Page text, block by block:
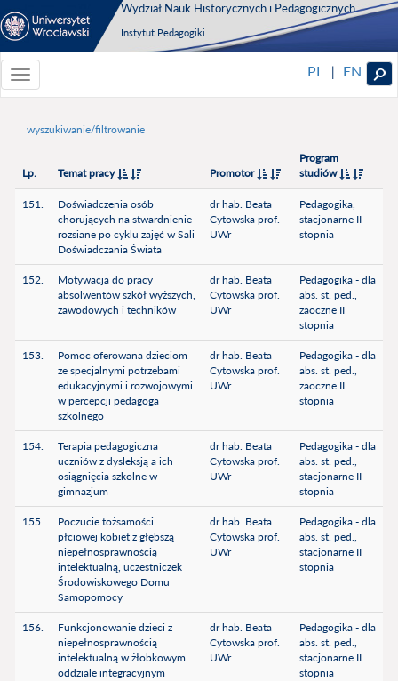
Wydział Nauk Historycznych i Pedagogicznych
Instytut Pedagogiki
Toggle
navigationToggle
PL | EN
wyszukiwanie/filtrowanie
Lp. Temat pracy Promotor
Program
studiów
151.
Doświadczenia osób
chorujących na stwardnienie
rozsiane po cyklu zajęć w Sali
Doświadczania Świata
dr hab. Beata
Cytowska prof.
UWr
Pedagogika,
stacjonarne II
stopnia
152.
Motywacja do pracy
absolwentów szkół wyższych,
zawodowych i techników
dr hab. Beata
Cytowska prof.
UWr
Pedagogika - dla
abs. st. ped.,
zaoczne II
stopnia
153.
Pomoc oferowana dzieciom
ze specjalnymi potrzebami
edukacyjnymi i rozwojowymi
w percepcji pedagoga
szkolnego
dr hab. Beata
Cytowska prof.
UWr
Pedagogika - dla
abs. st. ped.,
zaoczne II
stopnia
154.
Terapia pedagogiczna
uczniów z dysleksją a ich
osiągnięcia szkolne w
gimnazjum
dr hab. Beata
Cytowska prof.
UWr
Pedagogika - dla
abs. st. ped.,
stacjonarne II
stopnia
155.
Poczucie tożsamości
płciowej kobiet z głębszą
niepełnosprawnością
intelektualną, uczestniczek
Środowiskowego Domu
Samopomocy
dr hab. Beata
Cytowska prof.
UWr
Pedagogika - dla
abs. st. ped.,
stacjonarne II
stopnia
156.
Funkcjonowanie dzieci z
niepełnosprawnością
intelektualną w żłobkowym
oddziale integracyjnym
dr hab. Beata
Cytowska prof.
UWr
Pedagogika - dla
abs. st. ped.,
stacjonarne II
stopnia